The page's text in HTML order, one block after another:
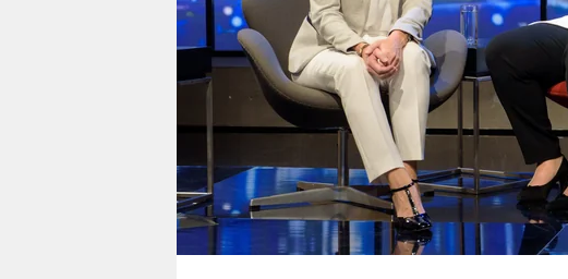
verlag
veranstaltungen
fragen & hilfe
unterstützen
abo